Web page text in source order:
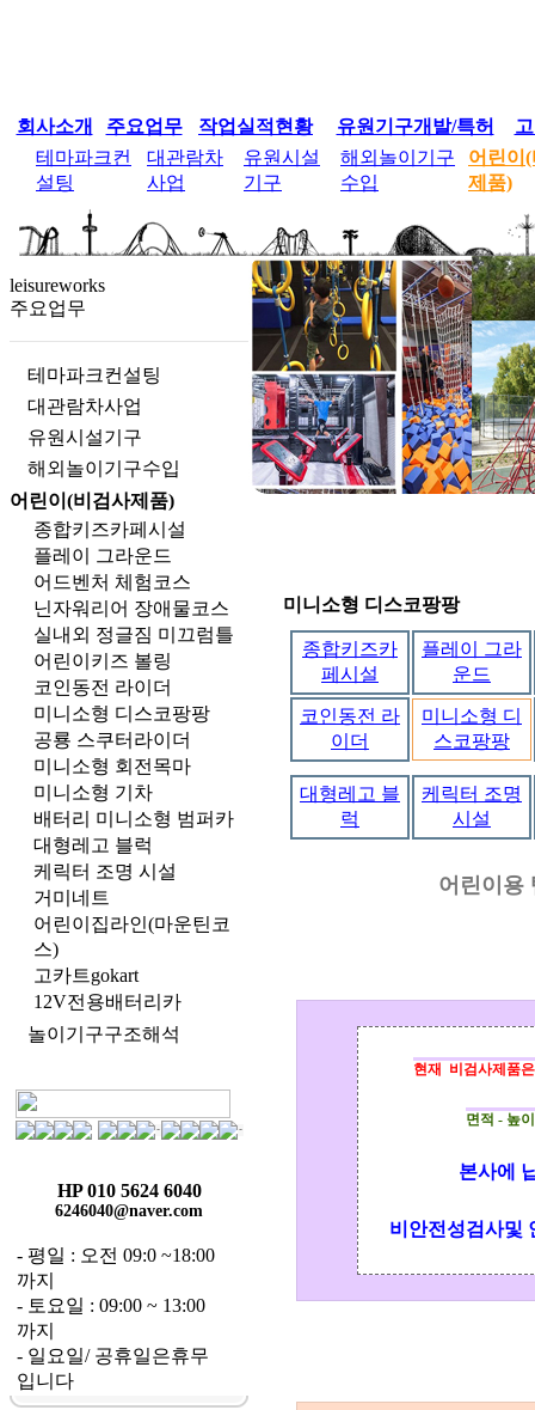
회사소개 주요업무 작업실적현황 유원기구개발/특허
테마파크컨
설팅
대관람차
사업
유원시설
기구
해외놀이기구
수입
어린이
제품)
leisureworks
주요업무
테마파크컨설팅
대관람차사업
유원시설기구
해외놀이기구수입
어린이(비검사제품)
종합키즈카페시설
플레이 그라운드
어드벤처 체험코스
닌자워리어 장애물코스
실내외 정글짐 미끄럼틀
어린이키즈 볼링
코인동전 라이더
미니소형 디스코팡팡
공룡 스쿠터라이더
미니소형 회전목마
미니소형 기차
배터리 미니소형 범퍼카
대형레고 블럭
케릭터 조명 시설
거미네트
어린이집라인(마운틴코
스)
고카트gokart
12V전용배터리카
놀이기구구조해석
HP 010 5624 6040
6246040@naver.com
- 평일 : 오전 09:0 ~18:00
까지
- 토요일 : 09:00 ~ 13:00
까지
- 일요일/ 공휴일은휴무
입니다
미니소형 디스코팡팡
종합키즈카
페시설
플레이 그라
운드
코인동전 라
이더
미니소형 디
스코팡팡
대형레고 블
럭
케릭터 조명
시설
어린이용
현재 비검사제품
면적 - 높
본사에
비안전성검사및